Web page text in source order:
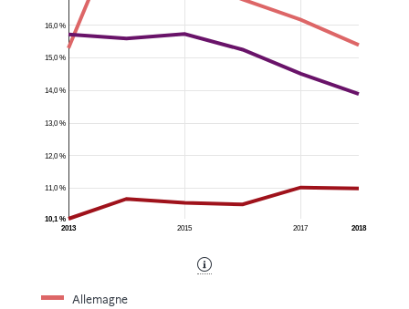
2015 2017
2013 2018
11,0 %
12,0 %
13,0 %
14,0 %
15,0 %
16,0 %
10,1 %
Allemagne